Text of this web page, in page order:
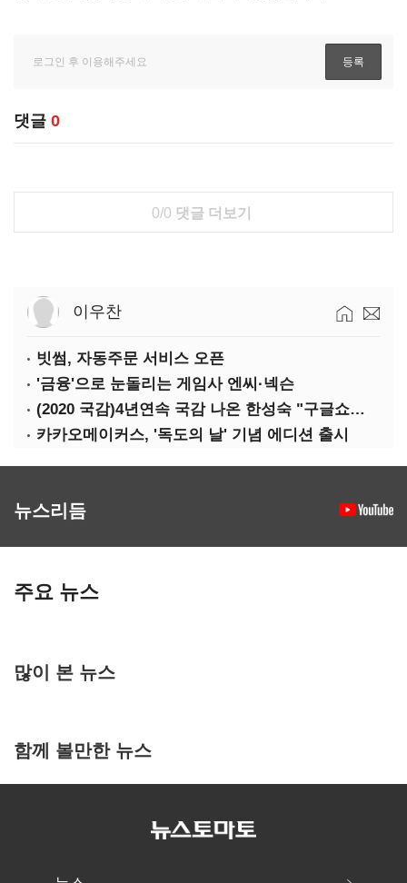
댓글 0
0/0 댓글 더보기
이우찬
빗썸, 자동주문 서비스 오픈
'금융'으로 눈돌리는 게임사 엔씨·넥슨
(2020 국감)4년연속 국감 나온 한성숙 "구글쇼핑과 네이버쇼핑 건은 달라"
카카오메이커스, '독도의 날' 기념 에디션 출시
뉴스리듬
주요 뉴스
많이 본 뉴스
함께 볼만한 뉴스